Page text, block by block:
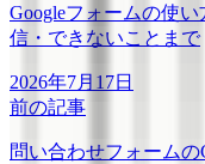
Googleフォームの使
信・できないことまで
2026年7月17日
前の記事
問い合わせフォームの